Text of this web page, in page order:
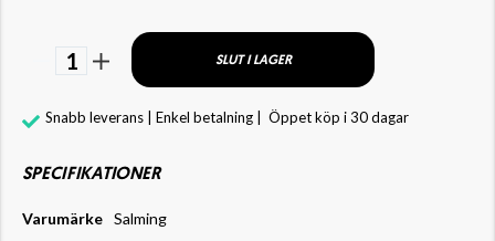
1 SLUT I LAGER
Snabb leverans | Enkel betalning | Öppet köp i 30 dagar
SPECIFIKATIONER
Varumärke Salming